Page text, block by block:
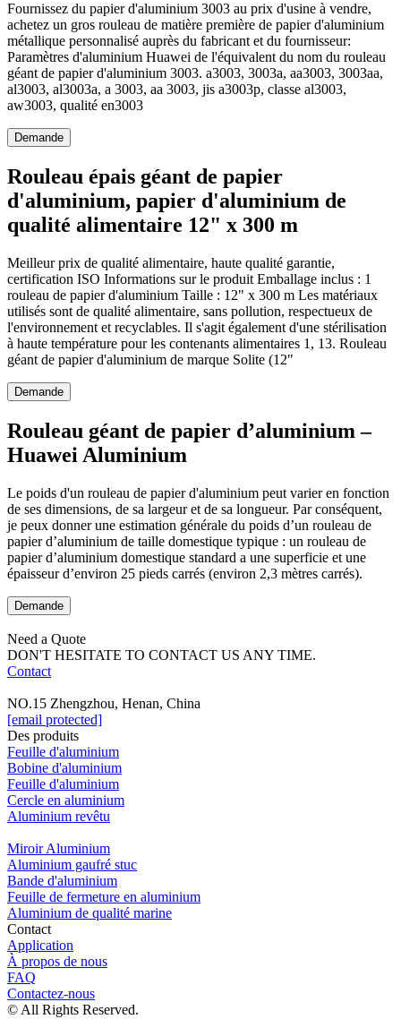
Fournissez du papier d'aluminium 3003 au prix d'usine à vendre,
achetez un gros rouleau de matière première de papier d'aluminium
métallique personnalisé auprès du fabricant et du fournisseur:
Paramètres d'aluminium Huawei de l'équivalent du nom du rouleau
géant de papier d'aluminium 3003. a3003, 3003a, aa3003, 3003aa,
al3003, al3003a, a 3003, aa 3003, jis a3003p, classe al3003,
aw3003, qualité en3003
Demande
Rouleau épais géant de papier
d'aluminium, papier d'aluminium de
qualité alimentaire 12" x 300 m
Meilleur prix de qualité alimentaire, haute qualité garantie,
certification ISO Informations sur le produit Emballage inclus : 1
rouleau de papier d'aluminium Taille : 12" x 300 m Les matériaux
utilisés sont de qualité alimentaire, sans pollution, respectueux de
l'environnement et recyclables. Il s'agit également d'une stérilisation
à haute température pour les contenants alimentaires 1, 13. Rouleau
géant de papier d'aluminium de marque Solite (12"
Demande
Rouleau géant de papier d’aluminium –
Huawei Aluminium
Le poids d'un rouleau de papier d'aluminium peut varier en fonction
de ses dimensions, de sa largeur et de sa longueur. Par conséquent,
je peux donner une estimation générale du poids d’un rouleau de
papier d’aluminium de taille domestique typique : un rouleau de
papier d’aluminium domestique standard a une superficie et une
épaisseur d’environ 25 pieds carrés (environ 2,3 mètres carrés).
Demande
Need a Quote
DON'T HESITATE TO CONTACT US ANY TIME.
Contact
NO.15 Zhengzhou, Henan, China
[email protected]
Des produits
Feuille d'aluminium
Bobine d'aluminium
Feuille d'aluminium
Cercle en aluminium
Aluminium revêtu
Miroir Aluminium
Aluminium gaufré stuc
Bande d'aluminium
Feuille de fermeture en aluminium
Aluminium de qualité marine
Contact
Application
À propos de nous
FAQ
Contactez-nous
© All Rights Reserved.